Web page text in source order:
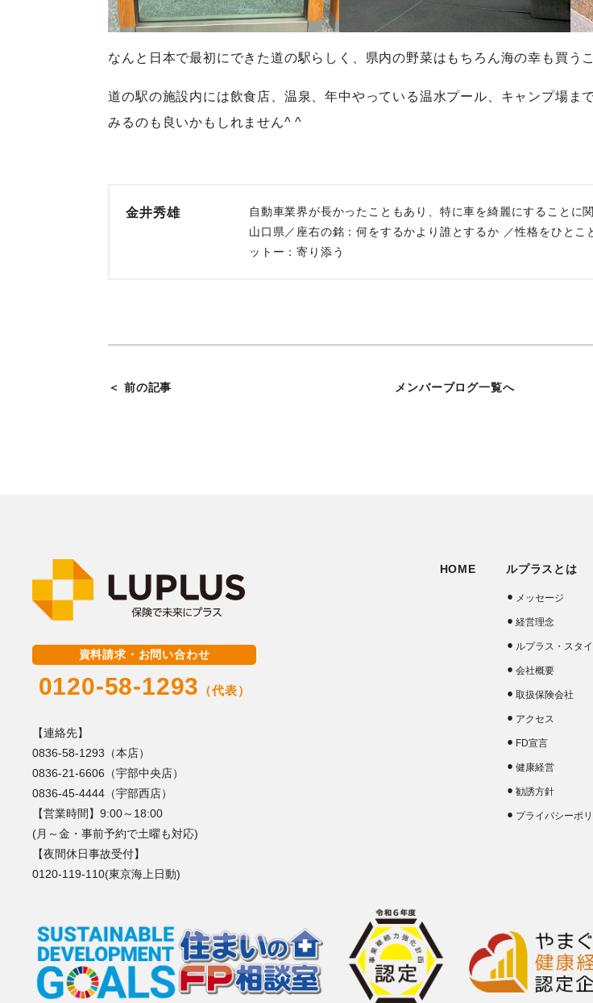
なんと日本で最初にできた道の駅らしく、県内の野菜はもちろん海の幸も買う
道の駅の施設内には飲食店、温泉、年中やっている温水プール、キャンプ場ま
みるのも良いかもしれません^ ^
金井秀雄
自動車業界が長かったこともあり、特に車を綺麗にすることに
山口県／座右の銘：何をするかより誰とするか ／性格をひとこ
ットー：寄り添う
＜ 前の記事 メンバーブログ一覧へ
資料請求・お問い合わせ
0120-58-1293 （代表）
【連絡先】
0836-58-1293（本店）
0836-21-6606（宇部中央店）
0836-45-4444（宇部西店）
【営業時間】9:00～18:00
(月～金・事前予約で土曜も対応)
【夜間休日事故受付】
0120-119-110(東京海上日動)
HOME ルプラスとは
メッセージ
経営理念
ルプラス・スタ
会社概要
取扱保険会社
アクセス
FD宣言
健康経営
勧誘方針
プライバシーポ